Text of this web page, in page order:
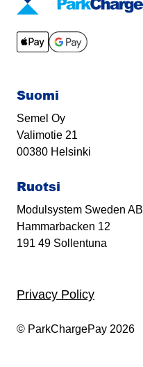
Suomi
Semel Oy
Valimotie 21
00380 Helsinki
Ruotsi
Modulsystem Sweden AB
Hammarbacken 12
191 49 Sollentuna
© ParkChargePay 2026
Privacy Policy